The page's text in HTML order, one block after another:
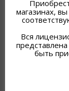
магазинах,
Вся
быть